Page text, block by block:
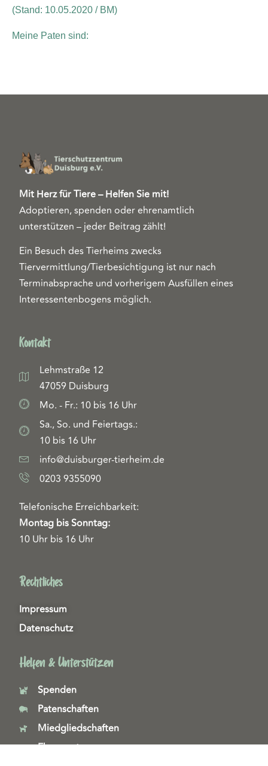
(Stand: 10.05.2020 / BM)
Meine Paten sind:
Mit Herz für Tiere – Helfen Sie mit!
Adoptieren, spenden oder ehrenamtlich
unterstützen – jeder Beitrag zählt!
Ein Besuch des Tierheims zwecks
Tiervermittlung/Tierbesichtigung ist nur nach
Terminabsprache und vorherigem Ausfüllen eines
Interessentenbogens möglich.
Kontakt
Lehmstraße 12
47059 Duisburg
Mo. - Fr.: 10 bis 16 Uhr
Sa., So. und Feiertags.:
10 bis 16 Uhr
info@duisburger-tierheim.de
0203 9355090
Telefonische Erreichbarkeit:
Montag bis Sonntag:
10 Uhr bis 16 Uhr
Rechtliches
Impressum
Datenschutz
Helfen & Unterstützen
Spenden
Patenschaften
Miedgliedschaften
Ehrenamt